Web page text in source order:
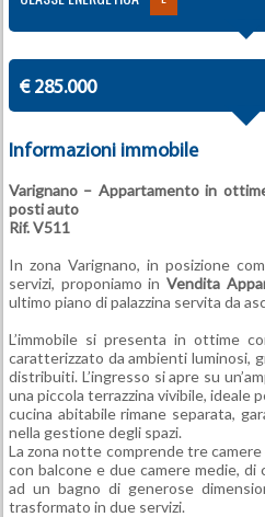
€ 285.000
Informazioni immobile
Varignano – Appartamentoin
posti auto
Rif. V511
In zona Varignano, in posizione
servizi, proponiamo inVendita
ultimo piano di palazzina servita da
L’immobile si presenta in ottime
caratterizzato da ambienti luminosi,
distribuiti. L’ingresso si apre su
una piccola terrazzina vivibile, ideale
cucina abitabile rimane separata,
nella gestione degli spazi.
La zona notte comprende tre
con balcone e due camere medie,
ad un bagno di generose
trasformato in due servizi.